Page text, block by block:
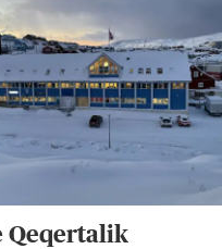
Qeqertalik